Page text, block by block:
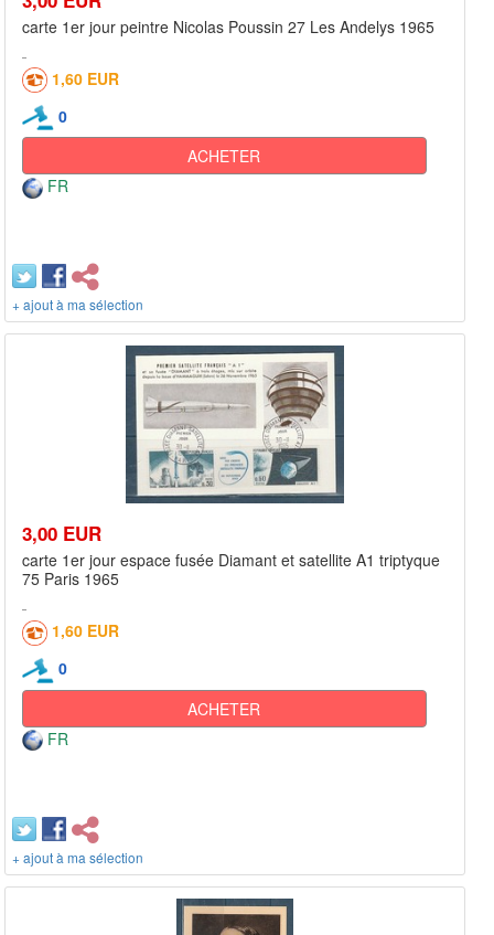
carte 1er jour peintre Nicolas Poussin 27 Les Andelys 1965
1,60 EUR
0
ACHETER
FR
+ ajout à ma sélection
3,00 EUR
carte 1er jour espace fusée Diamant et satellite A1 triptyque
75 Paris 1965
1,60 EUR
0
ACHETER
FR
+ ajout à ma sélection